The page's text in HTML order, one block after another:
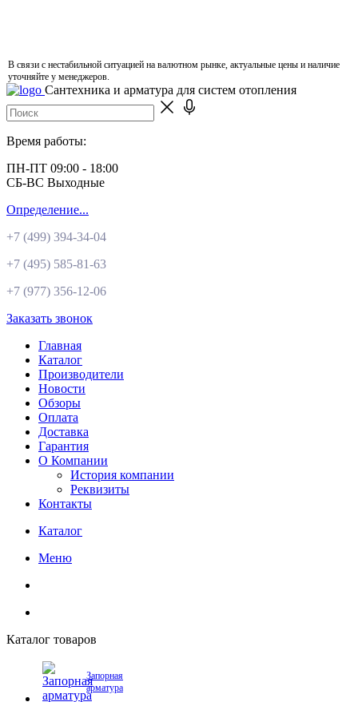
В связи с нестабильной ситуацией на валютном рынке, актуальные цены и наличие
уточняйте у менеджеров.
Сантехника и арматура для систем отопления
Время работы:
ПН-ПТ 09:00 - 18:00
СБ-ВС Выходные
Определение...
+7 (499) 394-34-04
+7 (495) 585-81-63
+7 (977) 356-12-06
Заказать звонок
Главная
Каталог
Производители
Новости
Обзоры
Оплата
Доставка
Гарантия
О Компании
История компании
Реквизиты
Контакты
Каталог
Меню
Каталог товаров
Запорная
арматура